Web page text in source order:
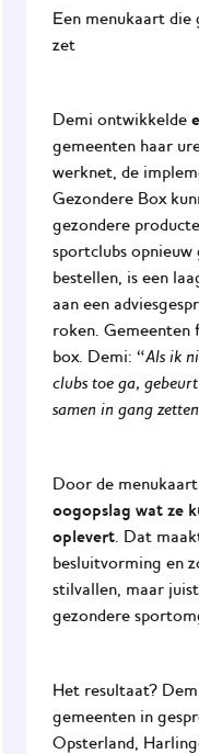
Een menukaart die
zet
Demi ontwikkelde
gemeenten haar
werknet, de
Gezondere Box
gezondere
sportclubs opnieuw
bestellen, is een
aan een
roken. Gemeenten
box. Demi: “Als ik
clubs toe ga,
samen in gang
Door de
oogopslag wat ze
oplevert. Dat
besluitvorming en
stilvallen, maar
gezondere
Het resultaat?
gemeenten in
Opsterland,